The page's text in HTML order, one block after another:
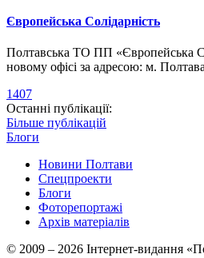
Європейська Солідарність
Полтавська ТО ПП «Європейська
новому офісі за адресою: м.
1407
Останні публікації:
Більше публікацій
Блоги
Новини Полтави
Спецпроекти
Блоги
Фоторепортажі
Архів матеріалів
© 2009 – 2026 Інтернет-видання